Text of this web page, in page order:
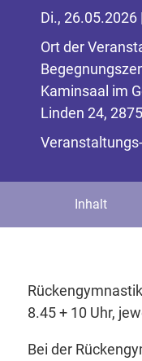
Di., 26.05.2026
Ort der
Kaminsaal im
Linden 24,
Inhalt
8.45 + 10 Uhr,
Bei der